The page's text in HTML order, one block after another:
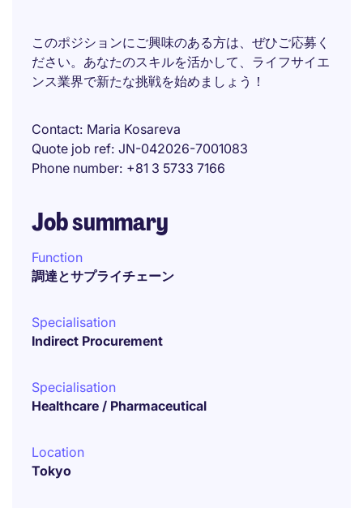
このポジションにご興味のある方は、ぜひご応募く
ださい。あなたのスキルを活かして、ライフサイエ
ンス業界で新たな挑戦を始めましょう！
Contact Maria Kosareva
Quote job ref JN-042026-7001083
Phone number +81 3 5733 7166
Job summary
Function
調達とサプライチェーン
Specialisation
Indirect Procurement
Specialisation
Healthcare / Pharmaceutical
Location
Tokyo